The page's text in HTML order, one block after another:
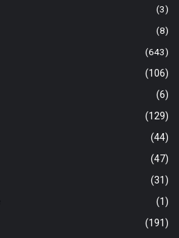
(3)
(8)
(643)
(106)
(6)
(129)
(44)
(47)
(31)
(1)
(191)